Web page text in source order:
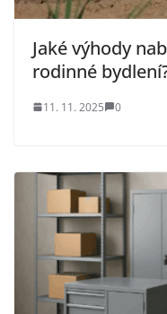
Jaké výhody
rodinné
11. 11. 2025 0